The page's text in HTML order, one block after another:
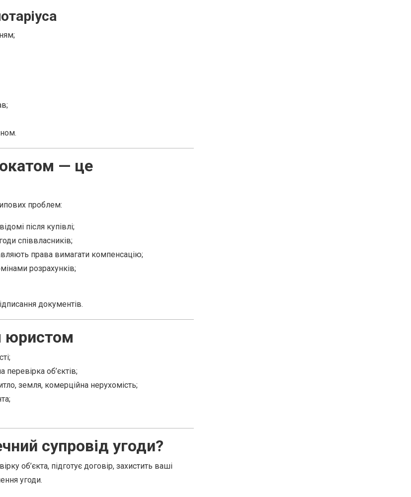
— це
проблем:
після купівлі;
співвласників;
права вимагати компенсацію;
розрахунків;
документів.
юристом
перевірка об’єктів;
земля, комерційна нерухомість;
супровід угоди?
об’єкта, підготує договір, захистить ваші
угоди.